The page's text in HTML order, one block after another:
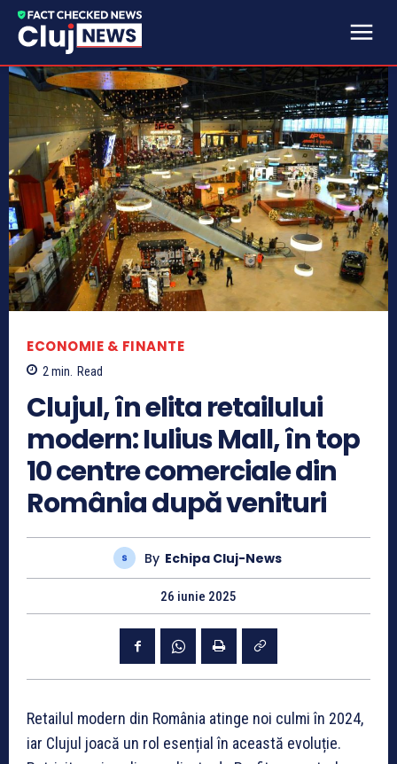
ECONOMIE & FINANTE
2min. Read
Clujul, în elita retailului
modern: Iulius Mall, în top
10 centre comerciale din
România după venituri
By Echipa Cluj-News
26 iunie 2025
Retailul modern din România atinge noi culmi în 2024,
iar Clujul joacă un rol esențial în această evoluție.